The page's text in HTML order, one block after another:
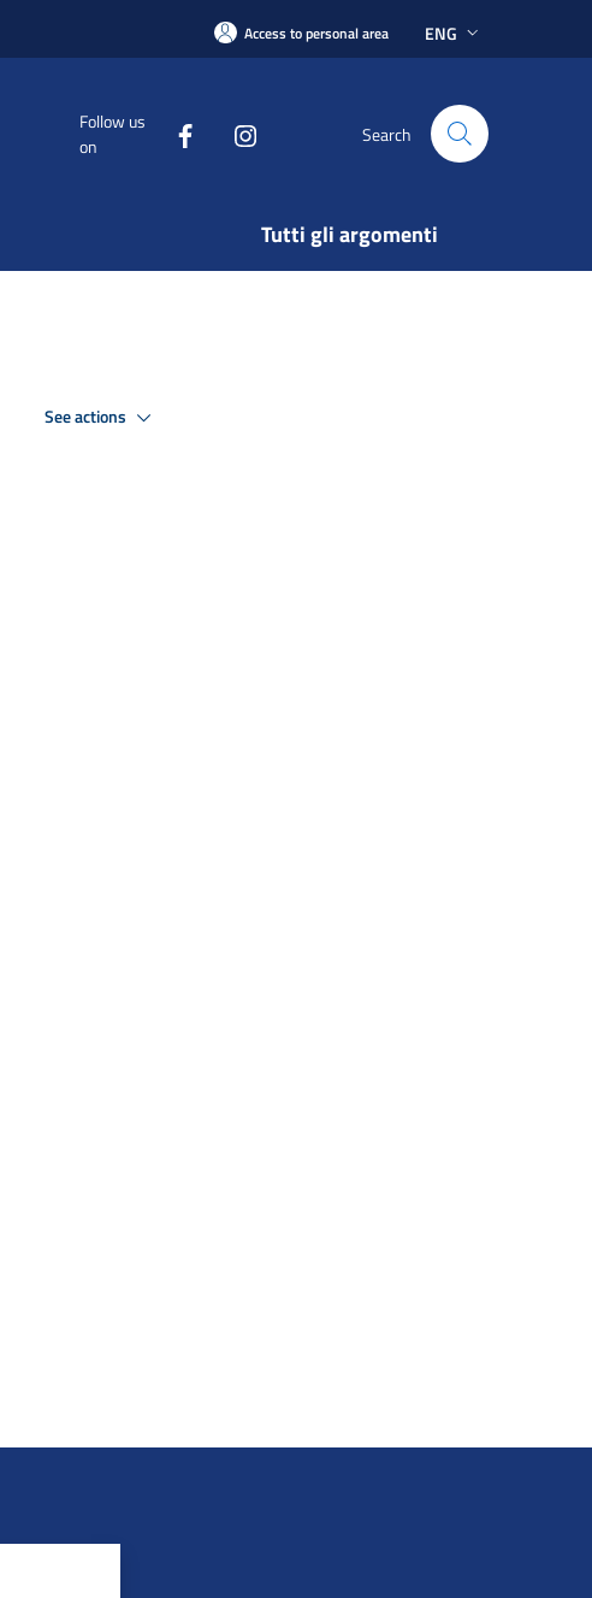
Access to personal area ENG
Follow us
on
Search
Tutti gli argomenti
See actions